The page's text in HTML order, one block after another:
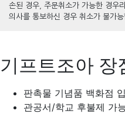
손된 경우, 주문취소가 가능한 경우
의사를 통보하신 경우 취소가 불가능
기프트조아 장
판촉물 기념품 백화점
관공서/학교 후불제 가